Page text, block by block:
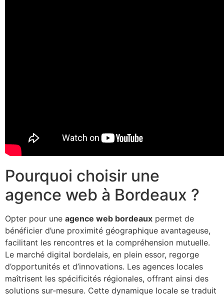
Pourquoi choisir une
agence web à Bordeaux ?
Opter pour une agence web bordeaux permet de
bénéficier d’une proximité géographique avantageuse,
facilitant les rencontres et la compréhension mutuelle.
Le marché digital bordelais, en plein essor, regorge
d’opportunités et d’innovations. Les agences locales
maîtrisent les spécificités régionales, offrant ainsi des
solutions sur-mesure. Cette dynamique locale se traduit